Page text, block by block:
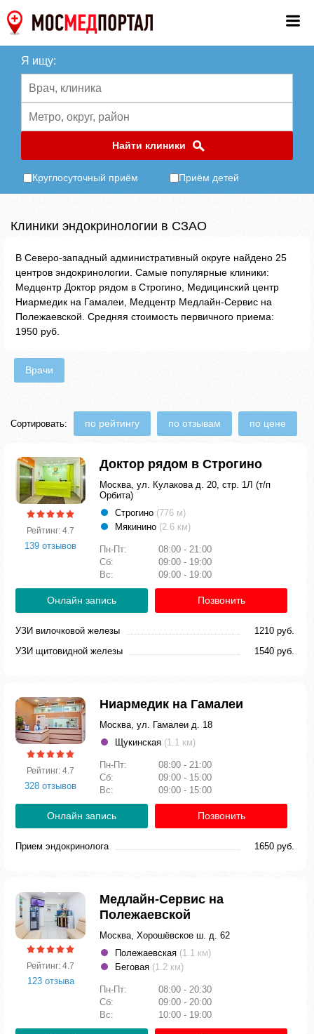
Я ищу:
Найти клиники
Круглосуточный приём Приём детей
Клиники эндокринологии в СЗАО
В Северо-западный административный округе найдено 25
центров эндокринологии. Самые популярные клиники:
Медцентр Доктор рядом в Строгино, Медицинский центр
Ниармедик на Гамалеи, Медцентр Медлайн-Сервис на
Полежаевской. Средняя стоимость первичного приема:
1950 руб.
Врачи
Сортировать: по рейтингу по отзывам по цене
Рейтинг: 4.7
139 отзывов
Доктор рядом в Строгино
Москва, ул. Кулакова д. 20, стр. 1Л (т/п
Орбита)
Строгино (776 м)
Мякинино (2.6 км)
Пн-Пт:
08:00 - 21:00
Сб:
09:00 - 19:00
Вс:
09:00 - 19:00
Онлайн запись Позвонить
УЗИ вилочковой железы
1210 руб.
УЗИ щитовидной железы
1540 руб.
Рейтинг: 4.7
328 отзывов
Ниармедик на Гамалеи
Москва, ул. Гамалеи д. 18
Щукинская (1.1 км)
Пн-Пт:
08:00 - 21:00
Сб:
09:00 - 15:00
Вс:
09:00 - 15:00
Онлайн запись Позвонить
Прием эндокринолога 1650 руб.
Рейтинг: 4.7
123 отзыва
Медлайн-Сервис на
Полежаевской
Москва, Хорошёвское ш. д. 62
Полежаевская (1.1 км)
Беговая (1.2 км)
Пн-Пт:
08:00 - 20:30
Сб:
09:00 - 20:00
Вс:
10:00 - 19:00